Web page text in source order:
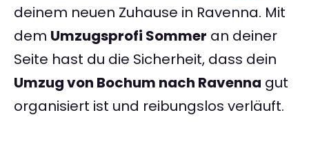
deinem neuen Zuhause in Ravenna. Mit
dem Umzugsprofi Sommer an deiner
Seite hast du die Sicherheit, dass dein
Umzug von Bochum nach Ravenna gut
organisiert ist und reibungslos verläuft.